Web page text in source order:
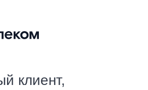
клиент,